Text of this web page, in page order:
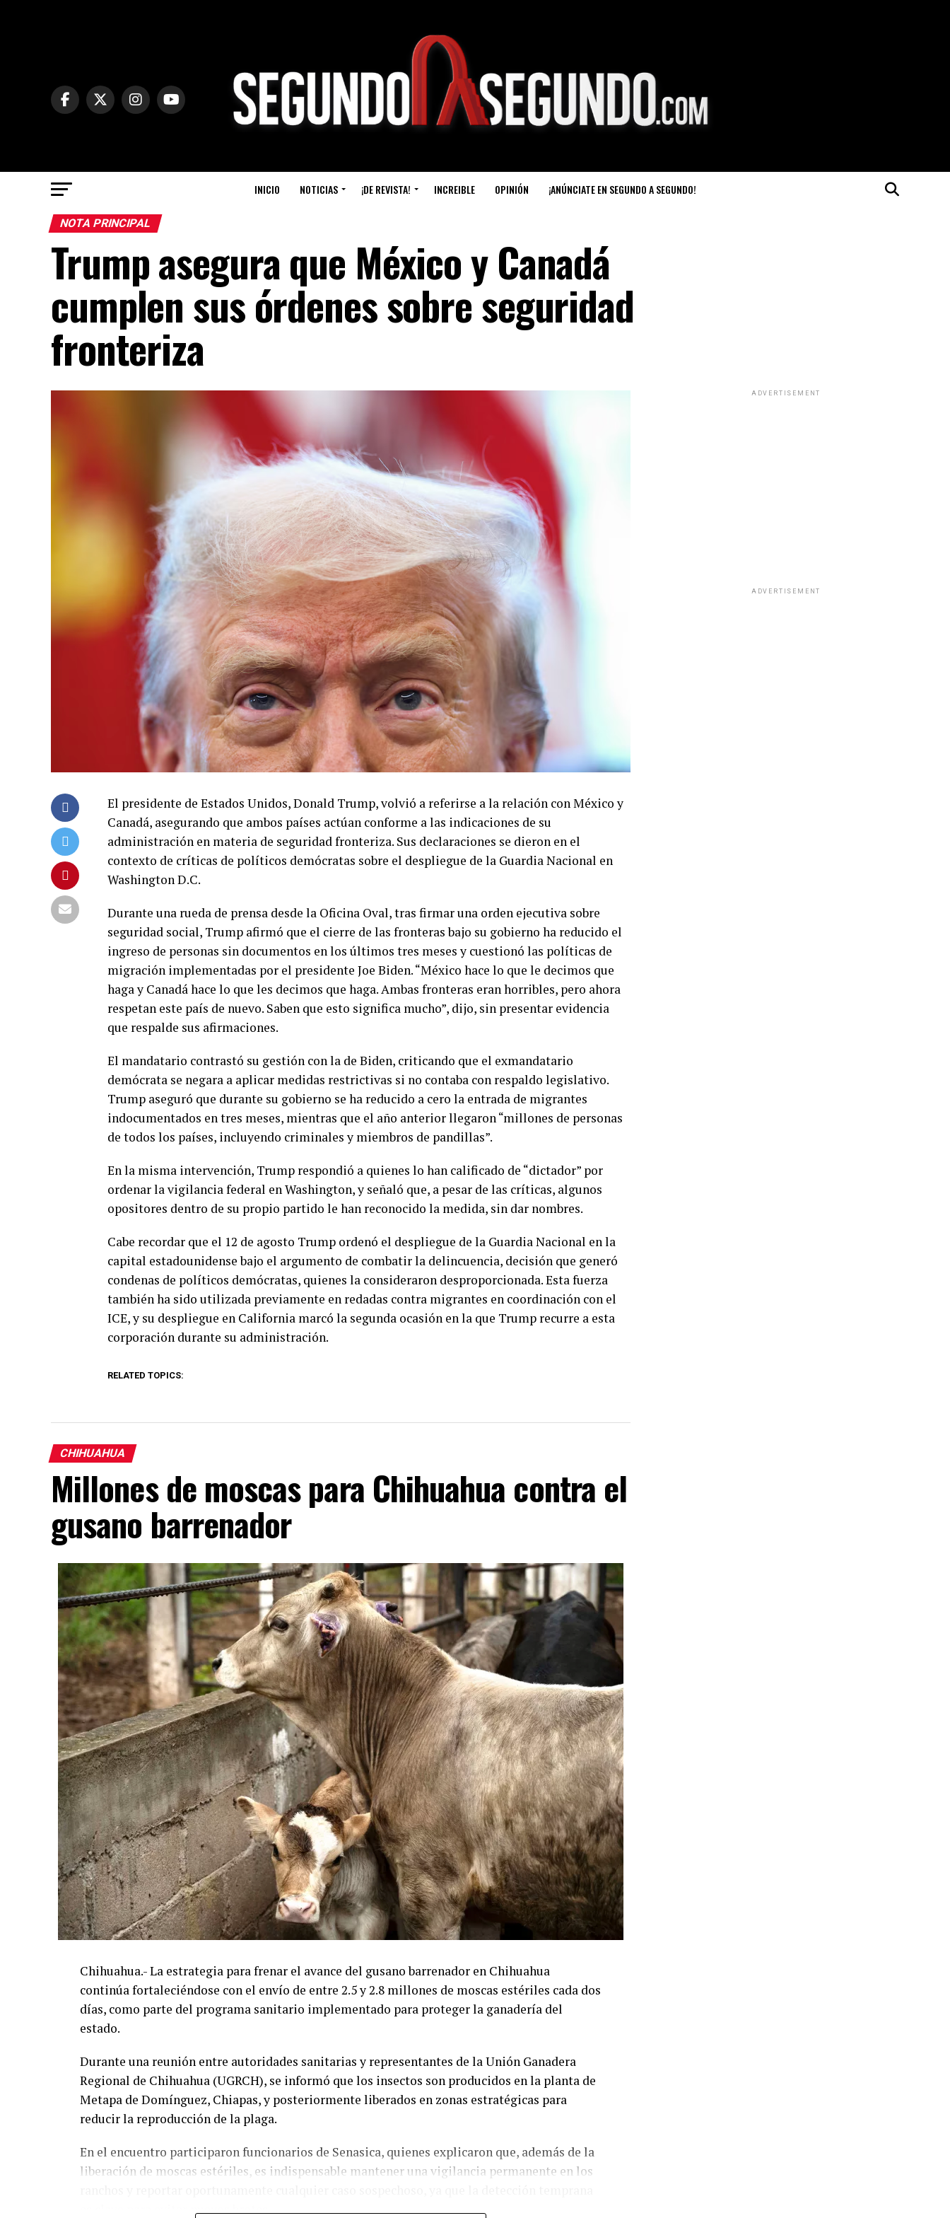
INICIO NOTICIAS ¡DE REVISTA! INCREIBLE OPINIÓN ¡ANÚNCIATE EN SEGUNDO A SEGUNDO!
NOTA PRINCIPAL
Trump asegura que México y Canadá
cumplen sus órdenes sobre seguridad
fronteriza
El presidente de Estados Unidos, Donald Trump, volvió a referirse a la relación con México y
Canadá, asegurando que ambos países actúan conforme a las indicaciones de su
administración en materia de seguridad fronteriza. Sus declaraciones se dieron en el
contexto de críticas de políticos demócratas sobre el despliegue de la Guardia Nacional en
Washington D.C.
Durante una rueda de prensa desde la Oficina Oval, tras firmar una orden ejecutiva sobre
seguridad social, Trump afirmó que el cierre de las fronteras bajo su gobierno ha reducido el
ingreso de personas sin documentos en los últimos tres meses y cuestionó las políticas de
migración implementadas por el presidente Joe Biden. “México hace lo que le decimos que
haga y Canadá hace lo que les decimos que haga. Ambas fronteras eran horribles, pero ahora
respetan este país de nuevo. Saben que esto significa mucho”, dijo, sin presentar evidencia
que respalde sus afirmaciones.
El mandatario contrastó su gestión con la de Biden, criticando que el exmandatario
demócrata se negara a aplicar medidas restrictivas si no contaba con respaldo legislativo.
Trump aseguró que durante su gobierno se ha reducido a cero la entrada de migrantes
indocumentados en tres meses, mientras que el año anterior llegaron “millones de personas
de todos los países, incluyendo criminales y miembros de pandillas”.
En la misma intervención, Trump respondió a quienes lo han calificado de “dictador” por
ordenar la vigilancia federal en Washington, y señaló que, a pesar de las críticas, algunos
opositores dentro de su propio partido le han reconocido la medida, sin dar nombres.
Cabe recordar que el 12 de agosto Trump ordenó el despliegue de la Guardia Nacional en la
capital estadounidense bajo el argumento de combatir la delincuencia, decisión que generó
condenas de políticos demócratas, quienes la consideraron desproporcionada. Esta fuerza
también ha sido utilizada previamente en redadas contra migrantes en coordinación con el
ICE, y su despliegue en California marcó la segunda ocasión en la que Trump recurre a esta
corporación durante su administración.
RELATED TOPICS:
CHIHUAHUA
Millones de moscas para Chihuahua contra el
gusano barrenador
Chihuahua.- La estrategia para frenar el avance del gusano barrenador en Chihuahua
continúa fortaleciéndose con el envío de entre 2.5 y 2.8 millones de moscas estériles cada dos
días, como parte del programa sanitario implementado para proteger la ganadería del
estado.
Durante una reunión entre autoridades sanitarias y representantes de la Unión Ganadera
Regional de Chihuahua (UGRCH), se informó que los insectos son producidos en la planta de
Metapa de Domínguez, Chiapas, y posteriormente liberados en zonas estratégicas para
reducir la reproducción de la plaga.
En el encuentro participaron funcionarios de Senasica, quienes explicaron que, además de la
liberación de moscas estériles, es indispensable mantener una vigilancia permanente en los
es clave para evitar nuevos brotes.
ADVERTISEMENT
ADVERTISEMENT